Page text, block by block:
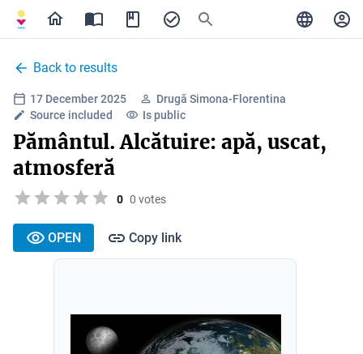
Back to results
17 December 2025
Drugă Simona-Florentina
Source included
Is public
Pământul. Alcătuire: apă, uscat,
atmosferă
0 0 votes
OPEN Copy link